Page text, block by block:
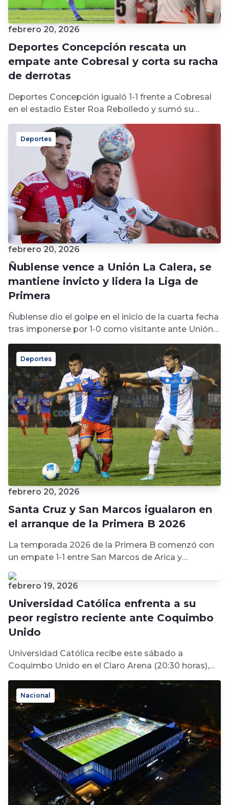
febrero 20, 2026
Deportes Concepción rescata un
empate ante Cobresal y corta su racha
de derrotas
Deportes Concepción igualó 1-1 frente a Cobresal
en el estadio Ester Roa Rebolledo y sumó su
primer punto en su...
febrero 20, 2026
Ñublense vence a Unión La Calera, se
mantiene invicto y lidera la Liga de
Primera
Ñublense dio el golpe en el inicio de la cuarta fecha
tras imponerse por 1-0 como visitante ante Unión
La...
Deportes
febrero 20, 2026
Santa Cruz y San Marcos igualaron en
el arranque de la Primera B 2026
La temporada 2026 de la Primera B comenzó con
un empate 1-1 entre San Marcos de Arica y
Deportes
febrero 19, 2026
Universidad Católica enfrenta a su
peor registro reciente ante Coquimbo
Unido
Universidad Católica recibe este sábado a
Coquimbo Unido en el Claro Arena (20:30 horas),
Deportes
Nacional